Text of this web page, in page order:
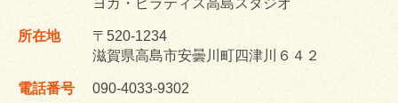
ヨガ・ピラティス高島スタジオ
所在地
〒520-1234
滋賀県高島市安曇川町四津川６４２
電話番号 090-4033-9302